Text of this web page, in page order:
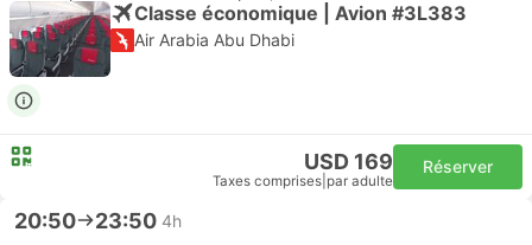
Classe économique | Avion #3L383
Air Arabia Abu Dhabi
USD 169
Taxes comprises par adulte
Réserver
20:50 23:50 4h